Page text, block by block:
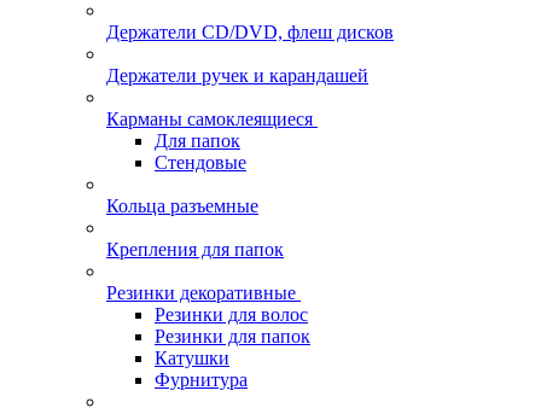
Держатели CD/DVD, флеш дисков
Держатели ручек и карандашей
Карманы самоклеящиеся
Для папок
Стендовые
Кольца разъемные
Крепления для папок
Резинки декоративные
Резинки для волос
Резинки для папок
Катушки
Фурнитура